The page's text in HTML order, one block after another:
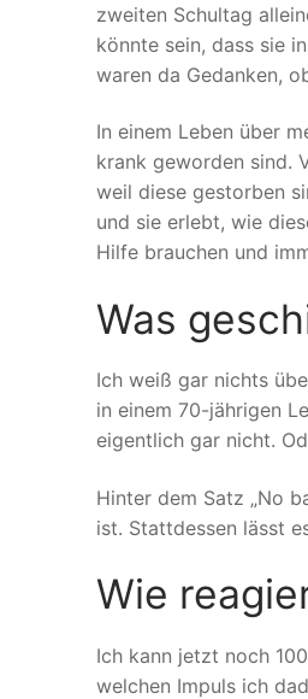
zweiten Schultag
könnte sein, dass sie
waren da Gedanken,
In einem Leben über
krank geworden sind.
weil diese gestorben
und sie erlebt, wie
Hilfe brauchen und
Was
Ich weiß gar nichts
in einem 70-jährigen
eigentlich gar nicht.
Hinter dem Satz „No
ist. Stattdessen lässt
Wie
Ich kann jetzt noch
welchen Impuls ich